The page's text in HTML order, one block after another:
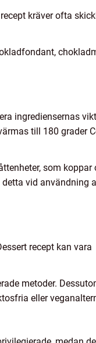
kräver ofta
ingrediensernas
till 180 grader
som koppar
vid användning
recept kan vara
metoder.
eller